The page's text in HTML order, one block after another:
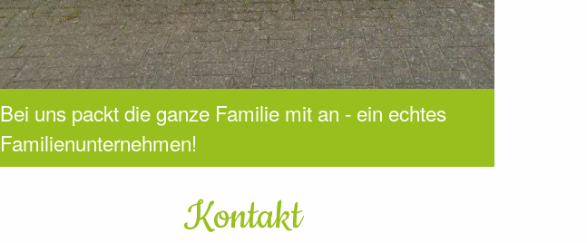
Bei uns packt die ganze Familie mit an - ein echtes
Familienunternehmen!
Kontakt